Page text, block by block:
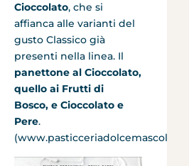
Cioccolato, che si
affianca alle varianti del
gusto Classico già
presenti nella linea. Il
panettone al Cioccolato,
quello ai Frutti di
Bosco, e Cioccolato e
Pere.
(www.pasticceriadolcemascolo.it)